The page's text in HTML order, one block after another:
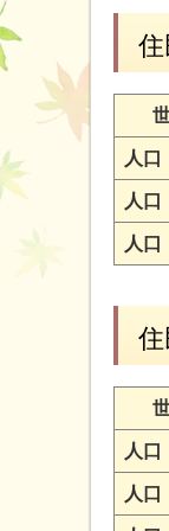
人口
人口
人口
人口
人口